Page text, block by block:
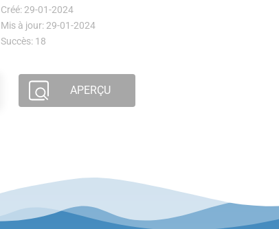
Créé: 29-01-2024
Mis à jour: 29-01-2024
Succès: 18
APERÇU